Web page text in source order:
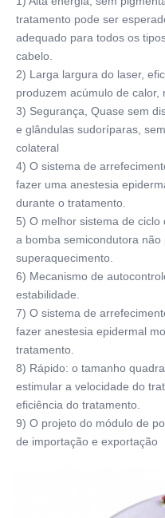
tratamento pode ser
adequado para todos os
cabelo.
2) Larga largura do laser,
produzem acúmulo de calor,
3) Segurança, Quase sem
e glândulas sudoríparas,
colateral
4) O sistema de
fazer uma anestesia
durante o tratamento.
5) O melhor sistema de
a bomba semicondutora
superaquecimento.
6) Mecanismo de
estabilidade.
7) O sistema de
fazer anestesia epidermal
tratamento.
8) Rápido: o tamanho
estimular a velocidade do
eficiência do tratamento.
9) O projeto do módulo de
de importação e exportação